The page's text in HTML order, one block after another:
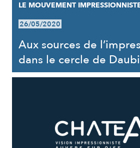
LE MOUVEMENT
26/05/2020
Aux sources de
dans le cercle de